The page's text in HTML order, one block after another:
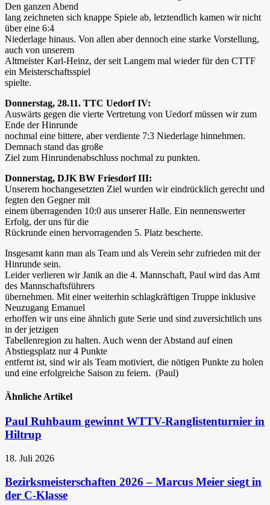
Den ganzen Abend
lang zeichneten sich knappe Spiele ab, letztendlich kamen wir nicht
über eine 6:4
Niederlage hinaus. Von allen aber dennoch eine starke Vorstellung,
auch von unserem
Altmeister Karl-Heinz, der seit Langem mal wieder für den CTTF
ein Meisterschaftsspiel
spielte.
Donnerstag, 28.11. TTC Uedorf IV:
Auswärts gegen die vierte Vertretung von Uedorf müssen wir zum
Ende der Hinrunde
nochmal eine bittere, aber verdiente 7:3 Niederlage hinnehmen.
Demnach stand das große
Ziel zum Hinrundenabschluss nochmal zu punkten.
Donnerstag, DJK BW Friesdorf III:
Unserem hochangesetzten Ziel wurden wir eindrücklich gerecht und
fegten den Gegner mit
einem überragenden 10:0 aus unserer Halle. Ein nennenswerter
Erfolg, der uns für die
Rückrunde einen hervorragenden 5. Platz bescherte.
Insgesamt kann man als Team und als Verein sehr zufrieden mit der
Hinrunde sein.
Leider verlieren wir Janik an die 4. Mannschaft, Paul wird das Amt
des Mannschaftsführers
übernehmen. Mit einer weiterhin schlagkräftigen Truppe inklusive
Neuzugang Emanuel
erhoffen wir uns eine ähnlich gute Serie und sind zuversichtlich uns
in der jetzigen
Tabellenregion zu halten. Auch wenn der Abstand auf einen
Abstiegsplatz nur 4 Punkte
entfernt ist, sind wir als Team motiviert, die nötigen Punkte zu holen
und eine erfolgreiche Saison zu feiern. (Paul)
Ähnliche Artikel
Paul Ruhbaum gewinnt WTTV-Ranglistenturnier in
Hiltrup
18. Juli 2026
Bezirksmeisterschaften 2026 – Marcus Meier siegt in
der C-Klasse